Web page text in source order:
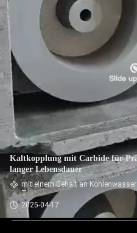
Kaltkopplung mit Carbide für
langer Lebensdauer
mit einem Gehalt an
T
2025-04-17